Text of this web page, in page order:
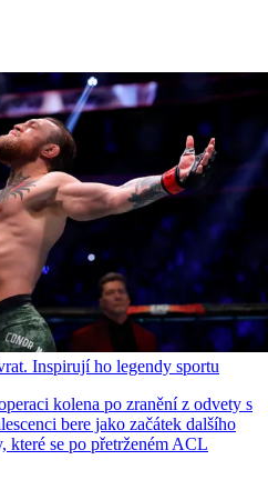
Inspirují ho legendy sportu
kolena po zranění z odvety s
bere jako začátek dalšího
které se po přetrženém ACL